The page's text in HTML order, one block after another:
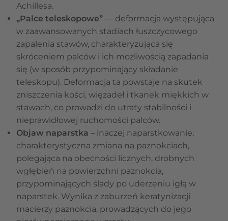
Achillesa.
„Palce teleskopowe” — deformacja występująca
w zaawansowanych stadiach łuszczycowego
zapalenia stawów, charakteryzująca się
skróceniem palców i ich możliwością zapadania
się (w sposób przypominający składanie
teleskopu). Deformacja ta powstaje na skutek
zniszczenia kości, więzadeł i tkanek miękkich w
stawach, co prowadzi do utraty stabilności i
nieprawidłowej ruchomości palców.
Objaw naparstka – inaczej naparstkowanie,
charakterystyczna zmiana na paznokciach,
polegająca na obecności licznych, drobnych
wgłębień na powierzchni paznokcia,
przypominających ślady po uderzeniu igłą w
naparstek. Wynika z zaburzeń keratynizacji
macierzy paznokcia, prowadzących do jego